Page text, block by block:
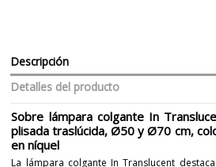
Descripción
Detalles del producto
Sobre lámpara colgante In
plisada traslúcida, Ø50 y Ø70 cm,
en níquel
La lámpara colgante In Translucent